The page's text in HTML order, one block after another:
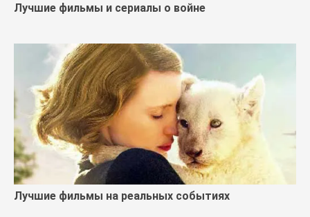
Лучшие фильмы и сериалы о войне
Лучшие фильмы на реальных событиях